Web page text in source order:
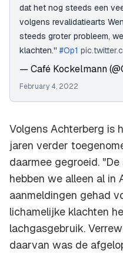
dat het nog steeds een
volgens revalidatiearts
steeds groter probleem,
klachten.'' #Op1
— Café Kockelmann
February 4, 2022
Volgens Achterberg is
jaren verder
daarmee gegroeid.
hebben we alleen al in
aanmeldingen gehad
lichamelijke klachten
lachgasgebruik.
daarvan was de